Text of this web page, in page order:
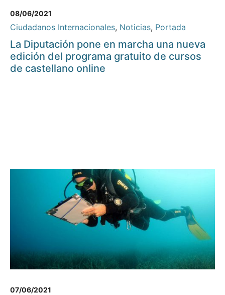
08/06/2021
Ciudadanos Internacionales, Noticias, Portada
La Diputación pone en marcha una nueva
edición del programa gratuito de cursos
de castellano online
07/06/2021